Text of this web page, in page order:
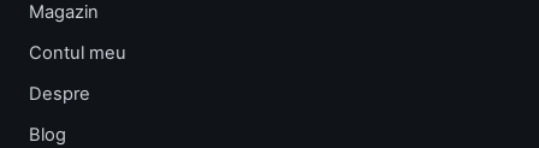
Magazin
Contul meu
Despre
Blog